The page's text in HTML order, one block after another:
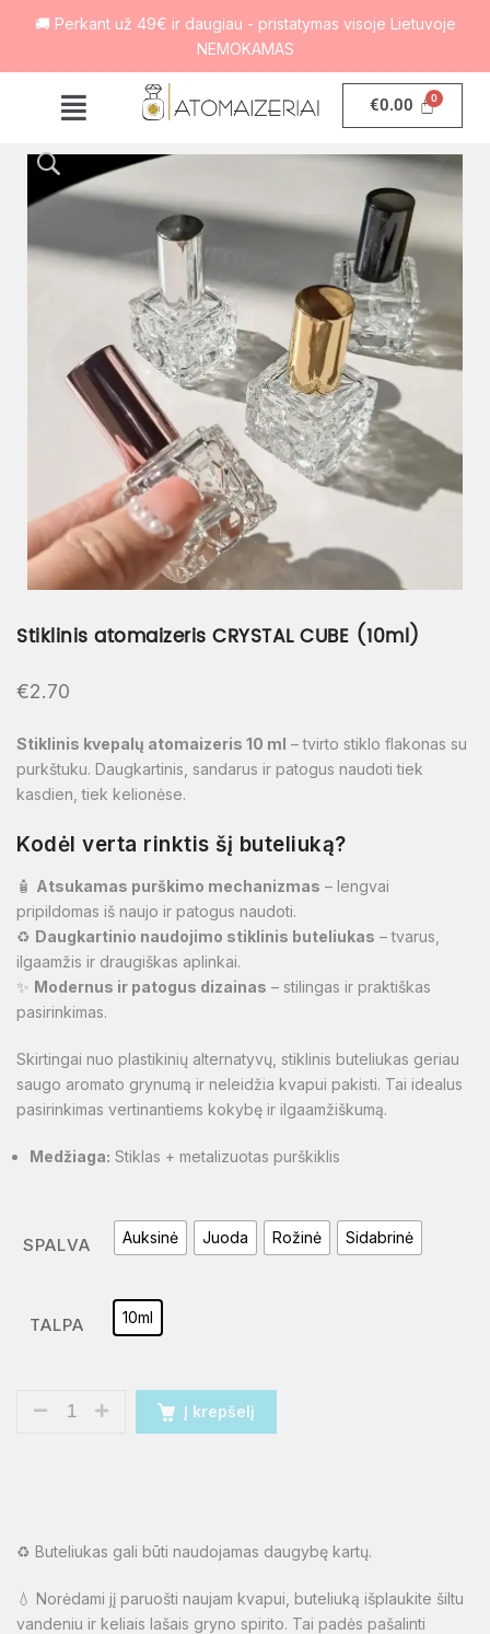
🚚 Perkant už 49€ ir daugiau - pristatymas visoje Lietuvoje
NEMOKAMAS
€0.00
Stiklinis atomaizeris CRYSTAL CUBE (10ml)
€2.70
Stiklinis kvepalų atomaizeris 10 ml – tvirto stiklo flakonas su
purkštuku. Daugkartinis, sandarus ir patogus naudoti tiek
kasdien, tiek kelionėse.
Kodėl verta rinktis šį buteliuką?
🧴 Atsukamas purškimo mechanizmas – lengvai
pripildomas iš naujo ir patogus naudoti.
♻️ Daugkartinio naudojimo stiklinis buteliukas – tvarus,
ilgaamžis ir draugiškas aplinkai.
✨ Modernus ir patogus dizainas – stilingas ir praktiškas
pasirinkimas.
Skirtingai nuo plastikinių alternatyvų, stiklinis buteliukas geriau
saugo aromato grynumą ir neleidžia kvapui pakisti. Tai idealus
pasirinkimas vertinantiems kokybę ir ilgaamžiškumą.
Medžiaga: Stiklas + metalizuotas purškiklis
SPALVA Auksinė Juoda Rožinė Sidabrinė
TALPA 10ml
Į krepšelį
♻️ Buteliukas gali būti naudojamas daugybę kartų.
💧 Norėdami jį paruošti naujam kvapui, buteliuką išplaukite šiltu
vandeniu ir keliais lašais gryno spirito. Tai padės pašalinti